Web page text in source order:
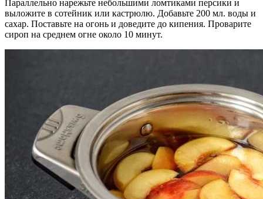
Параллельно нарежьте небольшими ломтиками персики и
выложите в сотейник или кастрюлю. Добавьте 200 мл. воды и
сахар. Поставьте на огонь и доведите до кипения. Проварите
сироп на среднем огне около 10 минут.